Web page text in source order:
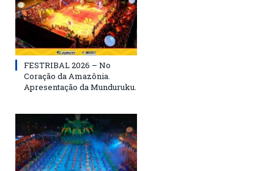
FESTRIBAL 2026 – No
Coração da Amazônia.
Apresentação da Munduruku.